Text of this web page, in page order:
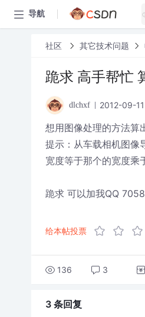
导航
社区 其它技术问题
跪求 高手帮忙
dlchxf 2012-09-
想用图像处理的方法算
提示：从车载相机图像
宽度等于那个的宽度乘
跪求 可以加我QQ
给本帖投票
136 3
3 条回复